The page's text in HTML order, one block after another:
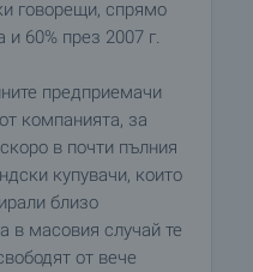
говорещи, спрямо
и 60% през 2007 г.
предприемачи
компанията, за
в почти пълния
купувачи, които
близо
в масовия случай те
от вече